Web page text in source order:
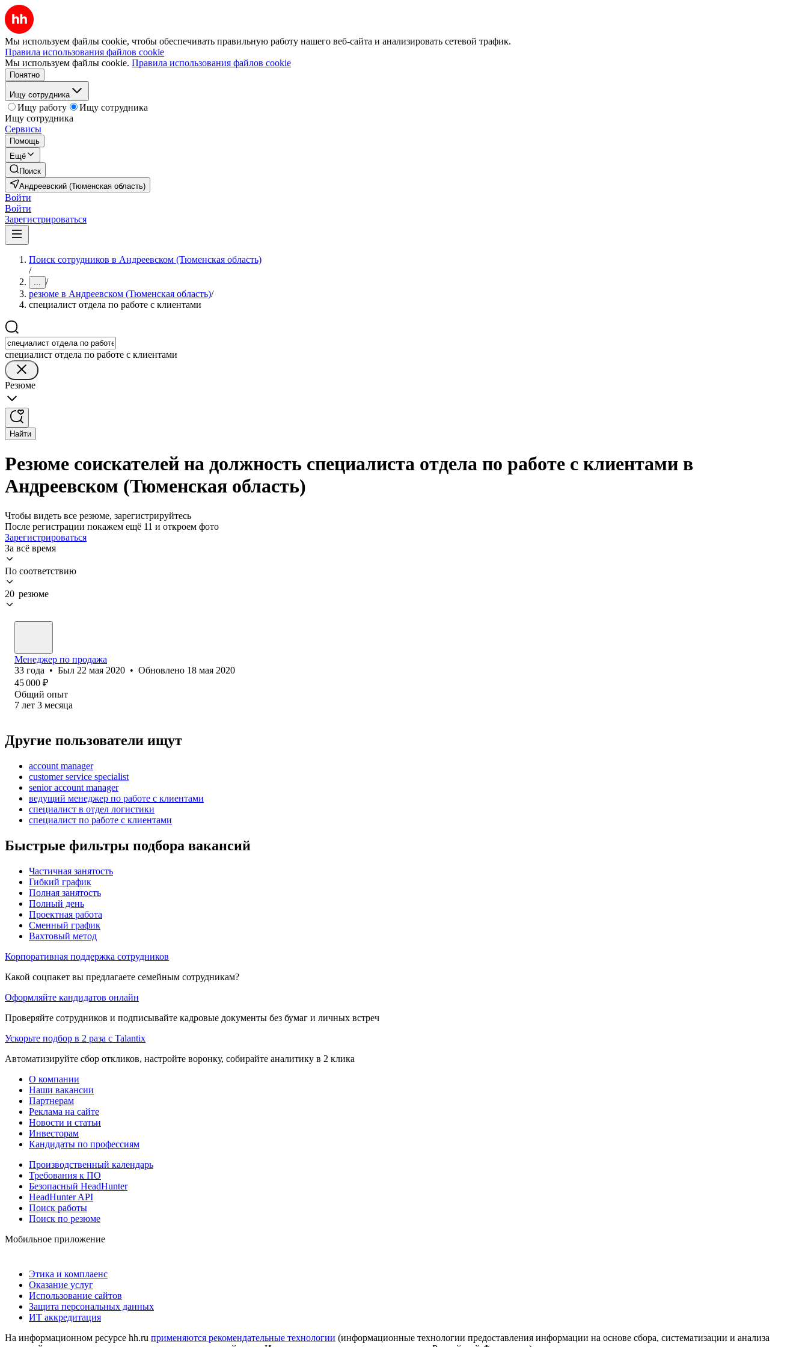
Мы используем файлы cookie, чтобы обеспечивать правильную работу нашего веб-сайта и анализировать сетевой трафик.
Правила использования файлов cookie
Мы используем файлы cookie. Правила использования файлов cookie
Понятно
Ищу сотрудника
Ищу работу
Ищу сотрудника
Ищу сотрудника
Сервисы
Помощь
Ещё
Поиск
Андреевский (Тюменская область)
Войти
Войти
Зарегистрироваться
Поиск сотрудников в Андреевском (Тюменская область)
/
... /
резюме в Андреевском (Тюменская область)/
специалист отдела по работе с клиентами
специалист отдела по работе с клиентами
Резюме
Найти
Резюме соискателей на должность специалиста отдела по работе с клиентами в
Андреевском (Тюменская область)
Чтобы видеть все резюме, зарегистрируйтесь
После регистрации покажем ещё 11 и откроем фото
Зарегистрироваться
За всё время
По соответствию
20 резюме
Менеджер по продажа
33 года • Был 22 мая 2020 • Обновлено 18 мая 2020
45 000 ₽
Общий опыт
7 лет 3 месяца
Другие пользователи ищут
account manager
customer service specialist
senior account manager
ведущий менеджер по работе с клиентами
специалист в отдел логистики
специалист по работе с клиентами
Быстрые фильтры подбора вакансий
Частичная занятость
Гибкий график
Полная занятость
Полный день
Проектная работа
Сменный график
Вахтовый метод
Корпоративная поддержка сотрудников
Какой соцпакет вы предлагаете семейным сотрудникам?
Оформляйте кандидатов онлайн
Проверяйте сотрудников и подписывайте кадровые документы без бумаг и личных встреч
Ускорьте подбор в 2 раза с Talantix
Автоматизируйте сбор откликов, настройте воронку, собирайте аналитику в 2 клика
О компании
Наши вакансии
Партнерам
Реклама на сайте
Новости и статьи
Инвесторам
Кандидаты по профессиям
Производственный календарь
Требования к ПО
Безопасный HeadHunter
HeadHunter API
Поиск работы
Поиск по резюме
Мобильное приложение
Этика и комплаенс
Оказание услуг
Использование сайтов
Защита персональных данных
ИТ аккредитация
На информационном ресурсе hh.ru применяются рекомендательные технологии (информационные технологии предоставления информации на основе сбора, систематизации и анализа